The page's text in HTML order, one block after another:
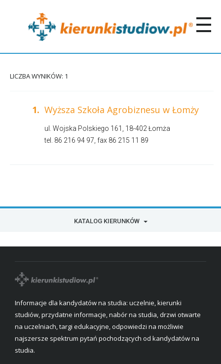
LICZBA WYNIKÓW: 1
1. Wyższa Szkoła Agrobiznesu w Łomży
ul. Wojska Polskiego 161, 18-402 Łomża
tel. 86 216 94 97, fax 86 215 11 89
KATALOG KIERUNKÓW
Informacje dla kandydatów na studia: uczelnie, kierunki
studiów, przydatne informacje, nabór na studia, drzwi otwarte
na uczelniach, targi edukacyjne, odpowiedzi na możliwie
najszersze spektrum pytań pochodzących od kandydatów na
studia.